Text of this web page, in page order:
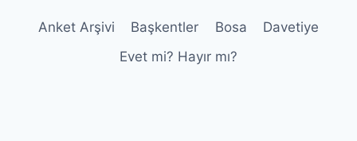
Anket Arşivi Başkentler Bosa
Davetiye
Evet mi? Hayır mı?